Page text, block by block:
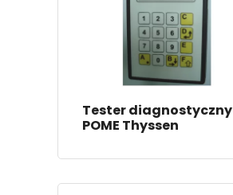
Tester diagnostyczny
POME Thyssen